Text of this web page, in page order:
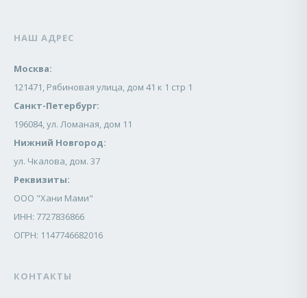
НАШ АДРЕС
Москва:
121471, Рябиновая улица, дом 41 к 1 стр 1
Санкт-Петербург:
196084, ул. Ломаная, дом 11
Нижний Новгород:
ул. Чкалова, дом. 37
Реквизиты:
ООО "Хани Мами"
ИНН: 7727836866
ОГРН: 1147746682016
КОНТАКТЫ